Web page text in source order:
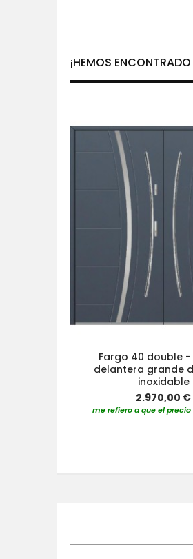
¡HEMOS
Fargo 40 double
delantera grande
inoxidable
2.970,00 €
me refiero a que el